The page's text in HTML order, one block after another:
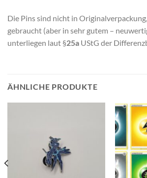
Die Pins sind nicht in
gebraucht (aber in sehr gutem –
unterliegen laut §25a UStG der
ÄHNLICHE PRODUKTE